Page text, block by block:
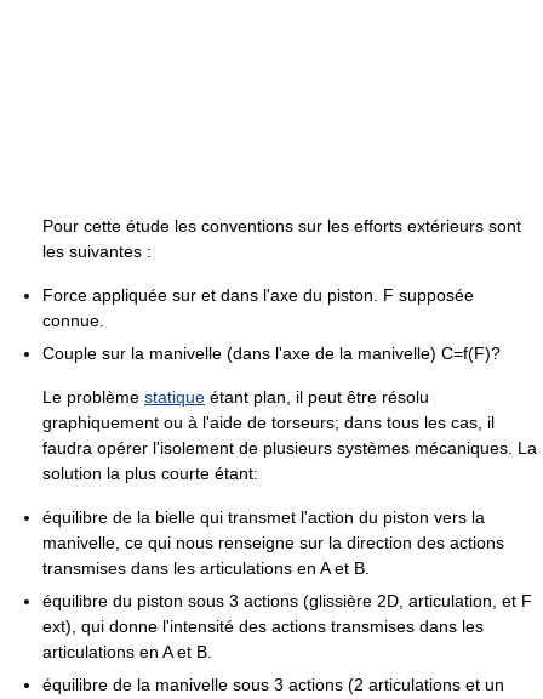
Pour cette étude les conventions sur les efforts extérieurs sont
les suivantes :
Force appliquée sur et dans l'axe du piston. F supposée
connue.
Couple sur la manivelle (dans l'axe de la manivelle) C=f(F)?
Le problème statique étant plan, il peut être résolu
graphiquement ou à l'aide de torseurs; dans tous les cas, il
faudra opérer l'isolement de plusieurs systèmes mécaniques. La
solution la plus courte étant:
équilibre de la bielle qui transmet l'action du piston vers la
manivelle, ce qui nous renseigne sur la direction des actions
transmises dans les articulations en A et B.
équilibre du piston sous 3 actions (glissière 2D, articulation, et F
ext), qui donne l'intensité des actions transmises dans les
articulations en A et B.
équilibre de la manivelle sous 3 actions (2 articulations et un